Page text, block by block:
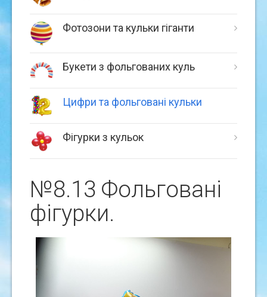
Фотозони та кульки гіганти
Букети з фольгованих куль
Цифри та фольговані кульки
Фігурки з кульок
№8.13 Фольгованi
фiгурки.